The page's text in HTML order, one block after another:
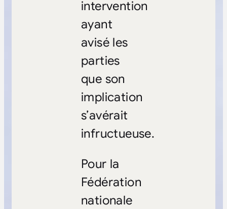
intervention
ayant
avisé les
parties
que son
implication
s’avérait
infructueuse.
Pour la
Fédération
nationale